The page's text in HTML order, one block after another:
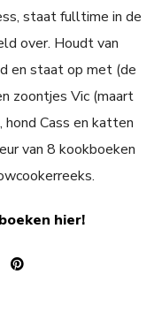
staat fulltime in de
over. Houdt van
en staat op met (de
zoontjes Vic (maart
Cass en katten
van 8 kookboeken
hier!